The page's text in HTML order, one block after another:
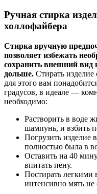
Ручная стирка
холлофайбера
Стирка вручную
позволяет избежать
сохранить внешний вид
дольше. Стирать
для этого вам
градусов, в идеале —
необходимо:
Растворить в воде
шампунь, и взбить
Погрузить изделие
полностью была в
Оставить на 40
впитать пену.
Постирать
интенсивно мять не